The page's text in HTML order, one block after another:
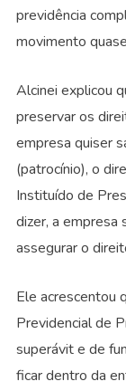
previdência
movimento
Alcinei explicou
preservar os
empresa quiser
(patrocínio), o
Instituído de
dizer, a empresa
assegurar o
Ele acrescentou
Previdencial de
superávit e de
ficar dentro da